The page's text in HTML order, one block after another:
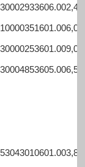
2,4
6,0
9,0
6,5
3,8-